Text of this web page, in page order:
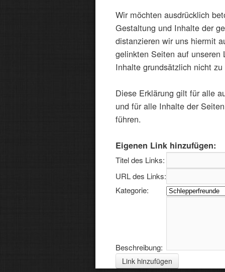
Wir möchten ausdrücklich
Gestaltung und Inhalte der
distanzieren wir uns hiermit
gelinkten Seiten auf unseren
Inhalte grundsätzlich nicht
Diese Erklärung gilt für alle
und für alle Inhalte der
führen.
Eigenen Link hinzufügen:
Titel des Links:
URL des Links:
Kategorie:
Beschreibung: